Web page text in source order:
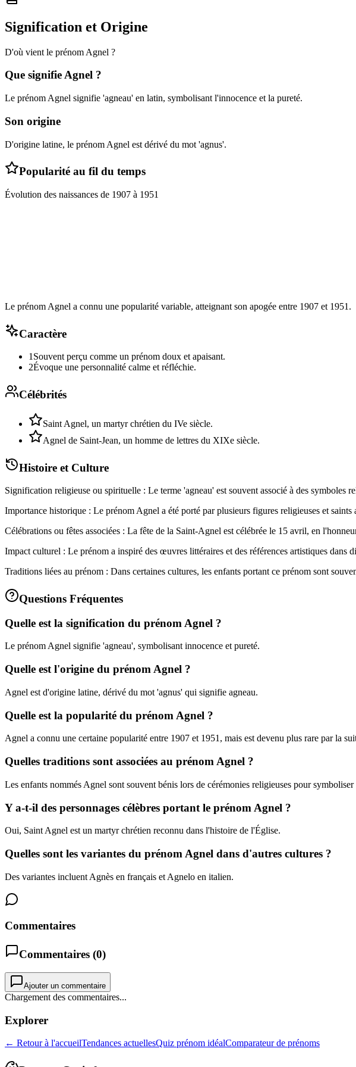
Signification et Origine
D'où vient le prénom Agnel ?
Que signifieAgnel ?
Le prénom Agnel signifie 'agneau' en latin, symbolisant l'innocence et la pureté.
Son origine
D'origine latine, le prénom Agnel est dérivé du mot 'agnus'.
Popularité au fil du temps
Évolution des naissances de 1907 à 1951
Le prénom Agnel a connu une popularité variable, atteignant son apogée entre 1907 et 1951.
Caractère
1Souvent perçu comme un prénom doux et apaisant.
2Évoque une personnalité calme et réfléchie.
Célébrités
Saint Agnel, un martyr chrétien du IVe siècle.
Agnel de Saint-Jean, un homme de lettres du XIXe siècle.
Histoire et Culture
Signification religieuse ou spirituelle : Le terme 'agneau' est souvent associé à des symboles
Importance historique : Le prénom Agnel a été porté par plusieurs figures religieuses et
Célébrations ou fêtes associées : La fête de la Saint-Agnel est célébrée le 15 avril, en
Impact culturel : Le prénom a inspiré des œuvres littéraires et des références artistiques dans
Traditions liées au prénom : Dans certaines cultures, les enfants portant ce prénom sont
Questions Fréquentes
Quelle est la signification du prénom Agnel ?
Le prénom Agnel signifie 'agneau', symbolisant innocence et pureté.
Quelle est l'origine du prénom Agnel ?
Agnel est d'origine latine, dérivé du mot 'agnus' qui signifie agneau.
Quelle est la popularité du prénom Agnel ?
Agnel a connu une certaine popularité entre 1907 et 1951, mais est devenu plus rare par la
Quelles traditions sont associées au prénom Agnel ?
Les enfants nommés Agnel sont souvent bénis lors de cérémonies religieuses pour
Y a-t-il des personnages célèbres portant le prénom Agnel ?
Oui, Saint Agnel est un martyr chrétien reconnu dans l'histoire de l'Église.
Quelles sont les variantes du prénom Agnel dans d'autres cultures ?
Des variantes incluent Agnès en français et Agnelo en italien.
Commentaires
Commentaires (0)
Ajouter un commentaire
Chargement des commentaires...
Explorer
← Retour à l'accueilTendances actuellesQuiz prénom idéalComparateur de prénoms